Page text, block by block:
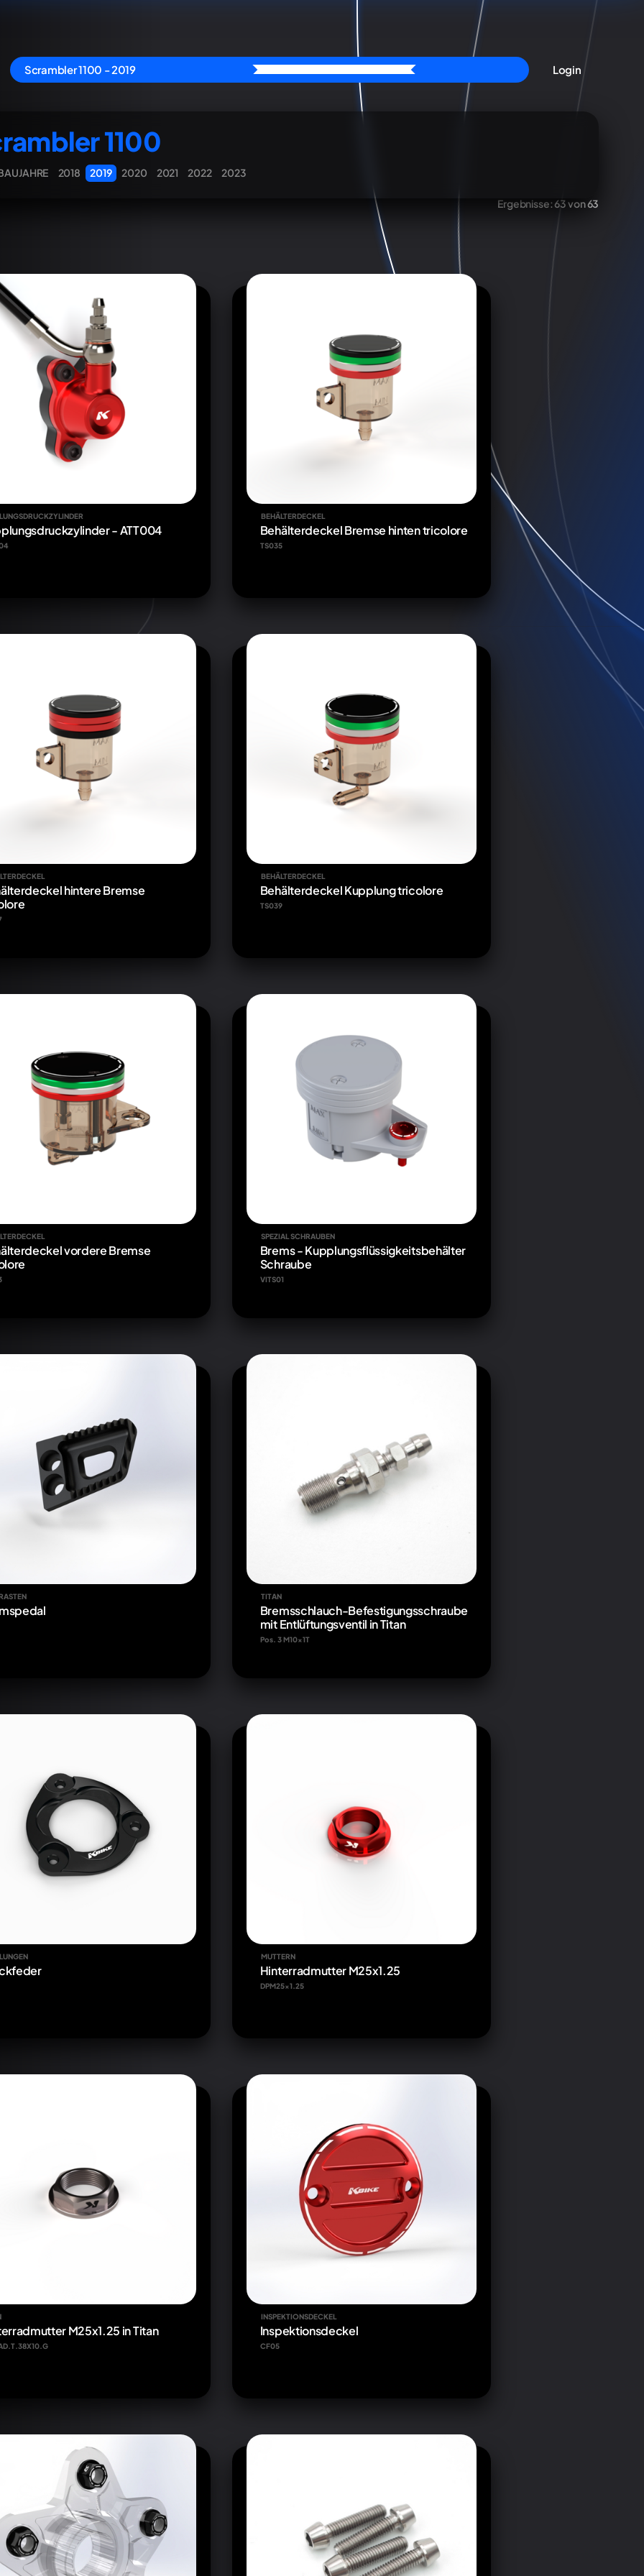
Scrambler 1100 - 2019 Login
1100
2018 2019 2020 2021 2022 2023
Ergebnisse:63 von 63
- ATT004
BEHÄLTERDECKEL
Behälterdeckel Bremse hinten tricolore
TS035
hintere Bremse
BEHÄLTERDECKEL
Behälterdeckel Kupplung tricolore
TS039
vordere Bremse
SPEZIAL SCHRAUBEN
Brems - Kupplungsflüssigkeitsbehälter
Schraube
VITS01
TITAN
Bremsschlauch-Befestigungsschraube
mit Entlüftungsventil in Titan
Pos. 3 M10x1T
MUTTERN
Hinterradmutter M25x1.25
DPM25x1.25
M25x1.25 in Titan
INSPEKTIONSDECKEL
Inspektionsdeckel
CF05